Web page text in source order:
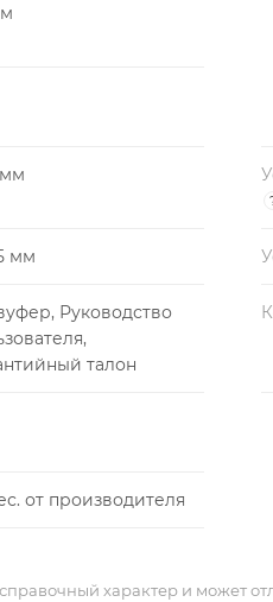
мм
Руководство
талон
от производителя
характер и может